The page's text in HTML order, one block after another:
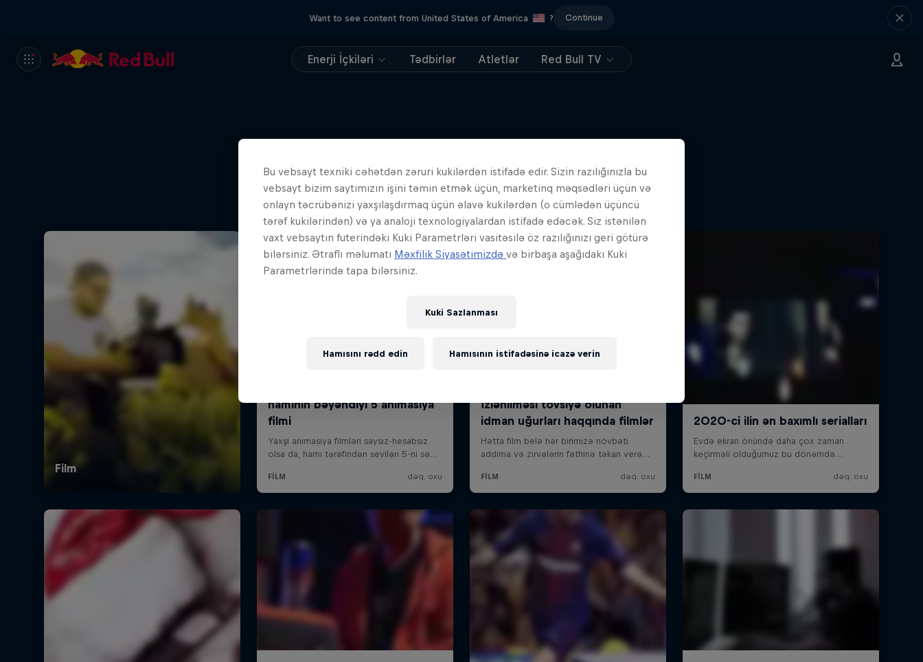
Want to see content from United States of America ? Continue
Enerji İçkiləri Tədbirlər Atletlər Red Bull TV
Oxşar Hekayələr
Bu vebsayt texniki cəhətdən zəruri kukilərdən istifadə edir. Sizin razılığınızla bu
vebsayt bizim saytımızın işini təmin etmək üçün, marketinq məqsədləri üçün və
onlayn təcrübənizi yaxşılaşdırmaq üçün əlavə kukilərdən (o cümlədən üçüncü
tərəf kukilərindən) və ya analoji texnologiyalardan istifadə edəcək. Siz istənilən
vaxt vebsaytın futerindəki Kuki Parametrləri vasitəsilə öz razılığınızı geri götürə
bilərsiniz. Ətraflı məlumatı Məxfilik Siyasətimizdə və birbaşa aşağıdakı Kuki
Parametrlərində tapa bilərsiniz.
Kuki Sazlanması
Hamısını rədd edin Hamısının istifadəsinə icazə verin